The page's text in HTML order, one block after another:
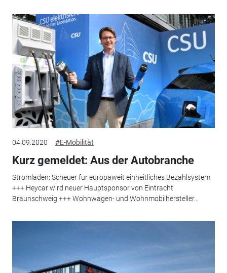
04.09.2020 #E-Mobilität
Kurz gemeldet: Aus der Autobranche
Stromladen: Scheuer für europaweit einheitliches Bezahlsystem
+++ Heycar wird neuer Hauptsponsor von Eintracht
Braunschweig +++ Wohnwagen- und Wohnmobilhersteller...